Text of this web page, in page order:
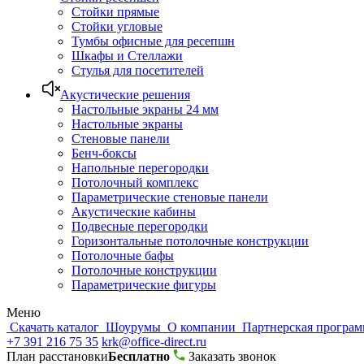
Стойки прямые
Стойки угловые
Тумбы офисные для ресепшн
Шкафы и Стеллажи
Стулья для посетителей
Акустические решения
Настольные экраны 24 мм
Настольные экраны
Стеновые панели
Бенч-боксы
Напольные перегородки
Потолочный комплекс
Параметрические стеновые панели
Акустические кабины
Подвесные перегородки
Горизонтальные потолочные конструкции
Потолочные бафы
Потолочные конструкции
Параметрические фигуры
Меню
Скачать каталог Шоурумы О компании Партнерская
+7 391 216 75 35 krk@office-direct.ru
План расстановкиБесплатно
Заказать звонок